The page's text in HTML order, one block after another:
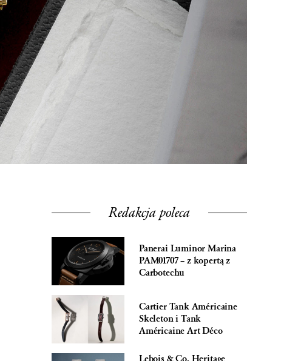
Redakcja poleca
Panerai Luminor Marina
PAM01707 – z kopertą z
Carbotechu
Cartier Tank Américaine
Skeleton i Tank
Américaine Art Déco